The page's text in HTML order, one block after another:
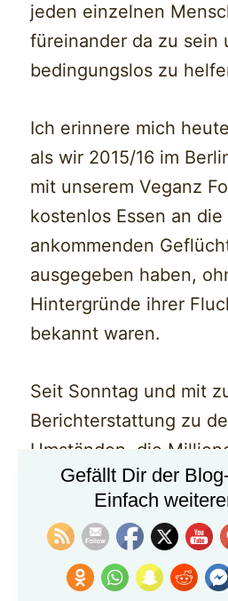
jeden einzelnen
füreinander da zu sein
bedingungslos zu
Ich erinnere mich
als wir 2015/16 im
mit unserem Veganz
kostenlos Essen an
ankommenden
ausgegeben haben,
Hintergründe ihrer
bekannt waren.
Seit Sonntag und mit
Berichterstattung zu
Umständen, die
aus ihrer Heimat
bei mir mehr und mehr
es ergibt sich ein
mich einerseits sehr
Gefällt Dir der
Einfach